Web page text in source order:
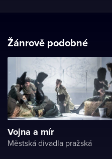
Žánrově podobné
Vojna a mír
Městská divadla pražská